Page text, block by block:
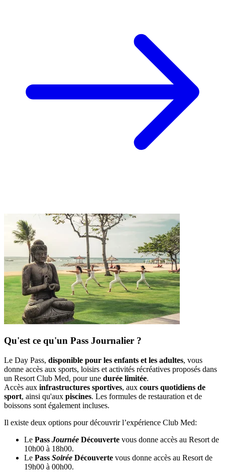
Qu'est ce qu'un Pass Journalier ?
Le Day Pass, disponible pour les enfants et les adultes, vous
donne accès aux sports, loisirs et activités récréatives proposés dans
un Resort Club Med, pour une durée limitée.
Accès aux infrastructures sportives, aux cours quotidiens de
sport, ainsi qu'aux piscines. Les formules de restauration et de
boissons sont également incluses.
Il existe deux options pour découvrir l’expérience Club Med:
Le Pass Journée Découverte vous donne accès au Resort de
10h00 à 18h00.
Le Pass Soirée Découverte vous donne accès au Resort de
19h00 à 00h00.